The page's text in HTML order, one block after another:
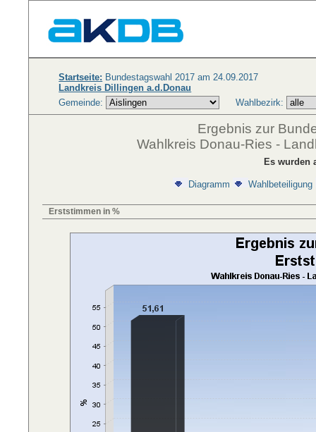
Startseite: Bundestagswahl 2017 am 24.09.2017
Landkreis Dillingen a.d.Donau
Gemeinde:
Wahlbezirk:
Ergebnis zur
Wahlkreis Donau-Ries -
Es wurden
Diagramm Wahlbeteiligung
Erststimmen in %